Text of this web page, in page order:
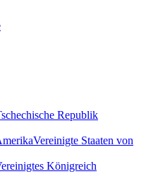
Republik
Vereinigte Staaten von
Königreich